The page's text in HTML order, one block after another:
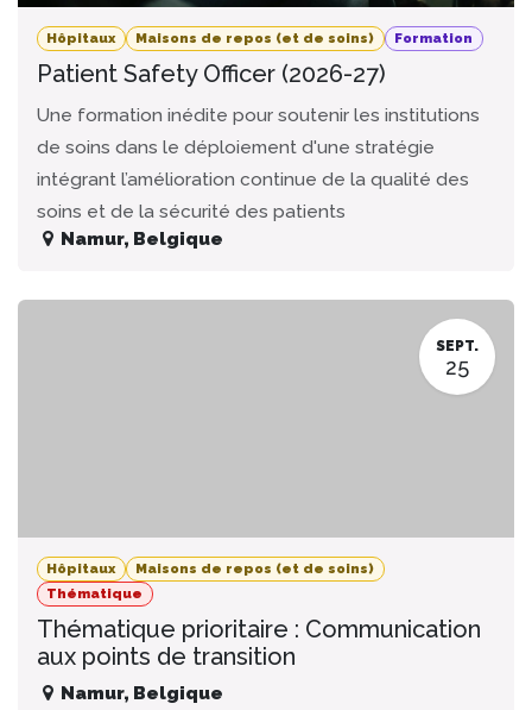
Hôpitaux Maisons de repos (et de soins) Formation
Patient Safety Officer (2026-27)
Une formation inédite pour soutenir les institutions
de soins dans le déploiement d'une stratégie
intégrant l’amélioration continue de la qualité des
soins et de la sécurité des patients
Namur, Belgique
SEPT.
25
Hôpitaux
Maisons de repos (et de soins)
Thématique
Thématique prioritaire : Communication
aux points de transition
Namur, Belgique